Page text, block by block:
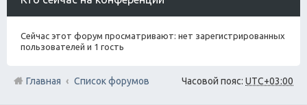
Сейчас этот форум просматривают: нет зарегистрированных
пользователей и 1 гость
Часовой пояс: UTC+03:00
Главная Список форумов